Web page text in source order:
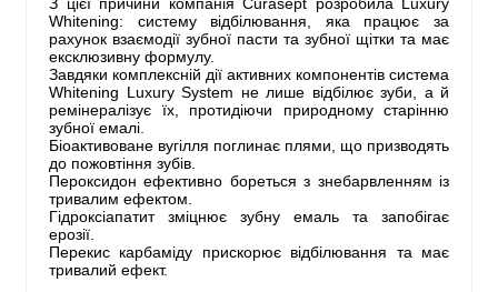
З цієї причини компанія Curasept розробила Luxury
Whitening: систему відбілювання, яка працює за
рахунок взаємодії зубної пасти та зубної щітки та має
ексклюзивну формулу.
Завдяки комплексній дії активних компонентів система
Whitening Luxury System не лише відбілює зуби, а й
ремінералізує їх, протидіючи природному старінню
зубної емалі.
Біоактивоване вугілля поглинає плями, що призводять
до пожовтіння зубів.
Пероксидон ефективно бореться з знебарвленням із
тривалим ефектом.
Гідроксіапатит зміцнює зубну емаль та запобігає
ерозії.
Перекис карбаміду прискорює відбілювання та має
тривалий ефект.